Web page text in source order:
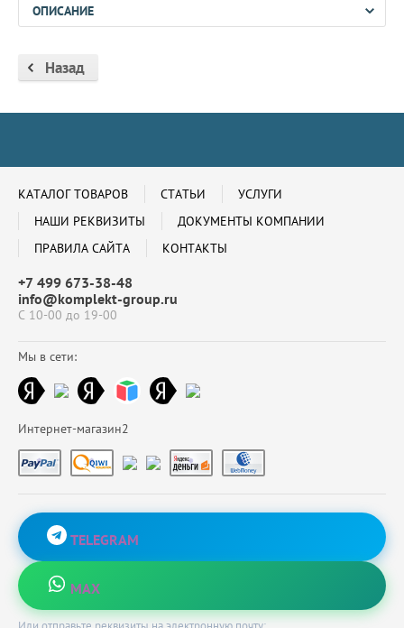
ОПИСАНИЕ
Назад
КАТАЛОГ ТОВАРОВ СТАТЬИ
УСЛУГИ
НАШИ РЕКВИЗИТЫ
ДОКУМЕНТЫ КОМПАНИИ
ПРАВИЛА САЙТА
КОНТАКТЫ
+7 499 673-38-48
info@komplekt-group.ru
С 10-00 до 19-00
Мы в сети:
Интернет-магазин2
TELEGRAM
MAX